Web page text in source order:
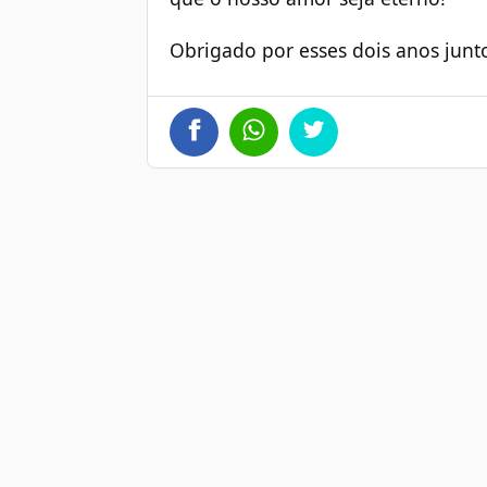
Obrigado por esses dois anos